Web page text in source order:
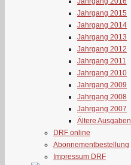
Jahrgang 2015
Jahrgang 2014
Jahrgang 2013
Jahrgang 2012
Jahrgang 2011
Jahrgang 2010
Jahrgang 2009
Jahrgang 2008
Jahrgang 2007
Ältere Ausgaben
DRF online
Abonnementbestellung
Impressum DRF